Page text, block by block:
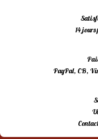
14 jours
PayPal, CB,